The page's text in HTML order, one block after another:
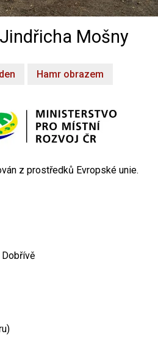
Mošny
Hamr obrazem
z prostředků Evropské unie.